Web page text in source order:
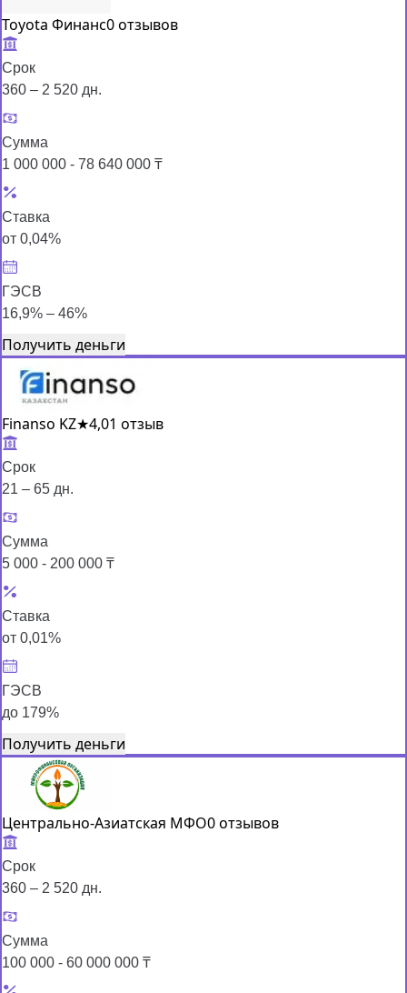
Toyota Финанс0 отзывов
Срок
360 – 2 520 дн.
Сумма
1 000 000 - 78 640 000 ₸
Ставка
от 0,04%
ГЭСВ
16,9% – 46%
Получить деньги
Finanso KZ★4,01 отзыв
Срок
21 – 65 дн.
Сумма
5 000 - 200 000 ₸
Ставка
от 0,01%
ГЭСВ
до 179%
Получить деньги
Центрально-Азиатская МФО0 отзывов
Срок
360 – 2 520 дн.
Сумма
100 000 - 60 000 000 ₸